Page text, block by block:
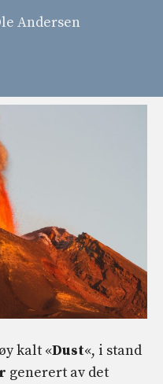
Andersen
kalt «Dust«, i stand
generert av det